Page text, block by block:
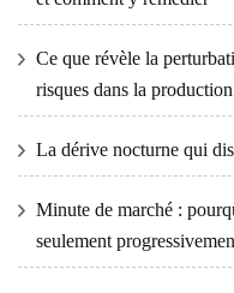
Ce que révèle la
risques dans la
La dérive nocturne qui
Minute de marché :
seulement